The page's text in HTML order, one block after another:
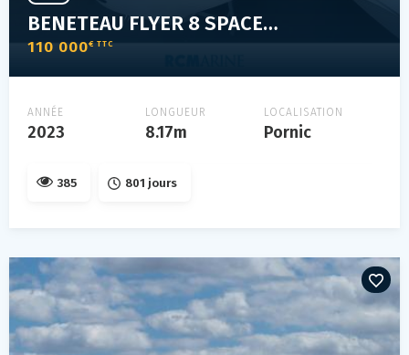
BENETEAU FLYER 8 SPACEDECK V2
110 000€ TTC
ANNÉE
2023
LONGUEUR
8.17m
LOCALISATION
Pornic
385 801 jours